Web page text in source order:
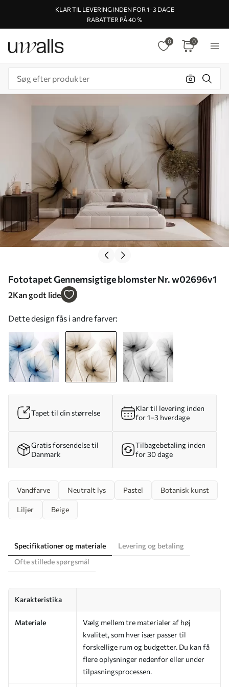
KLAR TIL LEVERING INDEN FOR 1–3 DAGE
RABATTER PÅ 40 %
0 0
Fototapet Gennemsigtige blomster Nr. w02696v1
2Kan godt lide
Dette design fås i andre farver:
Tapet til din størrelse
Klar til levering inden
for 1–3 hverdage
Gratis forsendelse til
Danmark
Tilbagebetaling inden
for 30 dage
Vandfarve Neutralt lys Pastel Botanisk kunst
Liljer Beige
Specifikationer og materiale
Levering og betaling
Ofte stillede spørgsmål
Karakteristika
Materiale
Vælg mellem tre materialer af høj
kvalitet, som hver især passer til
forskellige rum og budgetter. Du kan få
flere oplysninger nedenfor eller under
tilpasningsprocessen.